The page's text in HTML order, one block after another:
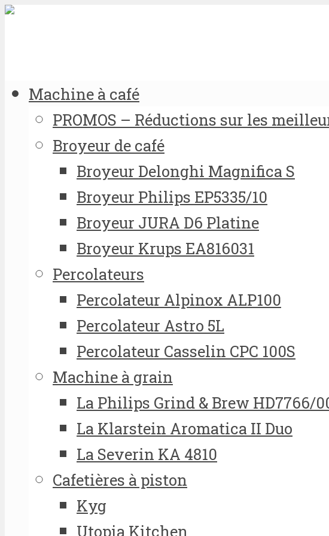
Machine à café
PROMOS – Réductions sur les
Broyeur de café
Broyeur Delonghi Magnifica S
Broyeur Philips EP5335/10
Broyeur JURA D6 Platine
Broyeur Krups EA816031
Percolateurs
Percolateur Alpinox ALP100
Percolateur Astro 5L
Percolateur Casselin CPC 100S
Machine à grain
La Philips Grind & Brew HD7766/
La Klarstein Aromatica II Duo
La Severin KA 4810
Cafetières à piston
Kyg
Utopia Kitchen